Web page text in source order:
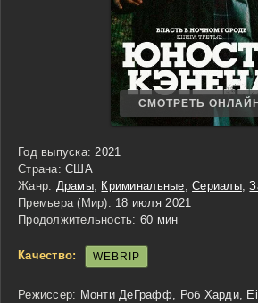
СМОТРЕТЬ
Год выпуска: 2021
Страна: США
Жанр: Драмы, Криминальные ,Сериалы,
Премьера (Мир): 18 июля 2021
Продолжительность: 60 мин
Качество: WEBRIP
Режиссер: Монти ДеГрафф, Роб Харди,